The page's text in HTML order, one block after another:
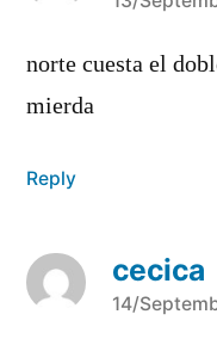
norte cuesta el
mierda
Reply
cecica
says:
14/